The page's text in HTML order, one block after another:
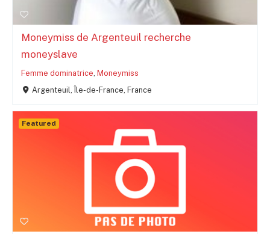
Moneymiss de Argenteuil recherche
moneyslave
Femme dominatrice Moneymiss
Argenteuil, Île-de-France, France
Featured